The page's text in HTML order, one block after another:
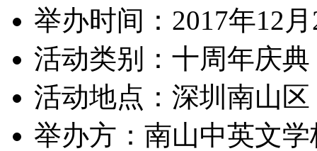
举办时间： 2017年12
活动类别： 十周年庆典
活动地点： 深圳南山区
举办方： 南山中英文学